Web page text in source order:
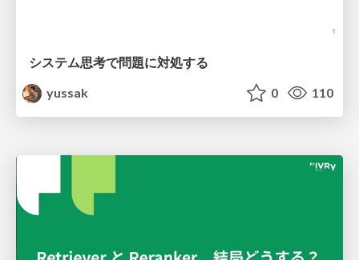
システム思考で問題に対処する
yussak
0 110